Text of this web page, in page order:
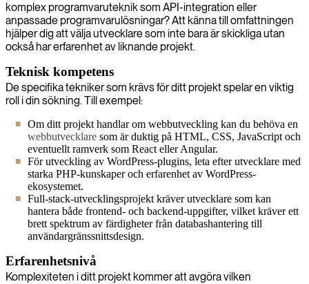
komplex programvaruteknik som API-integration eller
anpassade programvarulösningar? Att känna till omfattningen
hjälper dig att välja utvecklare som inte bara är skickliga utan
också har erfarenhet av liknande projekt.
Teknisk kompetens
De specifika tekniker som krävs för ditt projekt spelar en viktig
roll i din sökning. Till exempel:
Om ditt projekt handlar om webbutveckling kan du behöva en
webbutvecklare som är duktig på HTML, CSS, JavaScript och
eventuellt ramverk som React eller Angular.
För utveckling av WordPress-plugins, leta efter utvecklare med
starka PHP-kunskaper och erfarenhet av WordPress-
ekosystemet.
Full-stack-utvecklingsprojekt kräver utvecklare som kan
hantera både frontend- och backend-uppgifter, vilket kräver ett
brett spektrum av färdigheter från databashantering till
användargränssnittsdesign.
Erfarenhetsnivå
Komplexiteten i ditt projekt kommer att avgöra vilken